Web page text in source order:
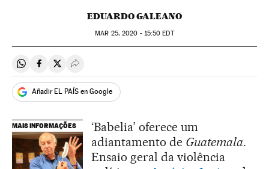
EDUARDO GALEANO
MAR 25, 2020 - 15:50 EDT
Compartir en Whatsapp
Compartir en Facebook
Compartir en Twitter
Desplegar Redes Sociales
Añadir EL PAÍS en Google
MAIS INFORMAÇÕES
‘Babelia’ oferece um
adiantamento de Guatemala.
Ensaio geral da violência